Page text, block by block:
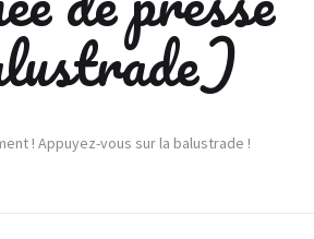
! Appuyez-vous sur la balustrade !